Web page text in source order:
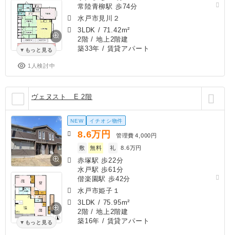
もっと見る
1人検討中
常陸青柳駅 歩74分
水戸市見川２
3LDK / 71.42m²
2階 / 地上2階建
築33年 / 賃貸アパート
ヴェヌスト E 2階
もっと見る
NEW イチオシ物件
8.6万円 管理費 4,000円
敷
無料 礼 8.6万円
赤塚駅 歩22分
水戸駅 歩61分
偕楽園駅 歩42分
水戸市姫子１
3LDK / 75.95m²
2階 / 地上2階建
築16年 / 賃貸アパート